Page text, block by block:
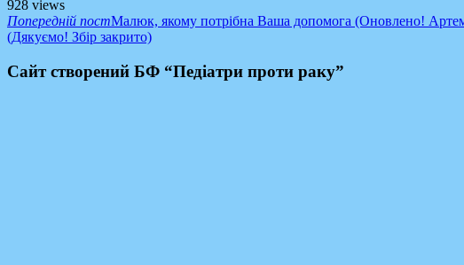
928 views
Попередній постМалюк, якому потрібна Ваша допомога (Оновлено!
(Дякуємо! Збір закрито)
Сайт створений БФ “Педіатри проти раку”